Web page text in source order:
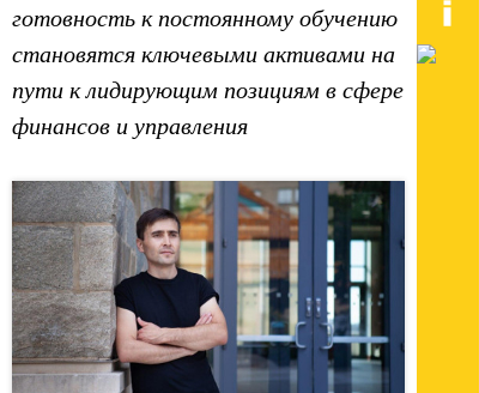
готовность к постоянному обучению
становятся ключевыми активами на
пути к лидирующим позициям в сфере
финансов и управления